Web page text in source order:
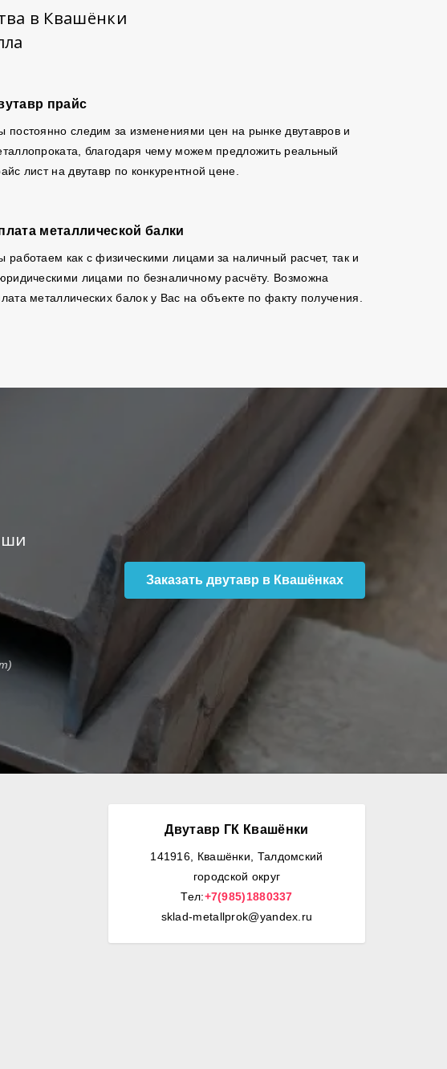
в Квашёнки
прайс
постоянно следим за изменениями цен на рынке двутавров и
благодаря чему можем предложить реальный
лист на двутавр по конкурентной цене.
металлической балки
работаем как с физическими лицами за наличный расчет, так и
лицами по безналичному расчёту. Возможна
металлических балок у Вас на объекте по факту получения.
Заказать двутавр в Квашёнках
Двутавр ГК Квашёнки
141916, Квашёнки, Талдомский
городской округ
Тел:+7(985)1880337
sklad-metallprok@yandex.ru